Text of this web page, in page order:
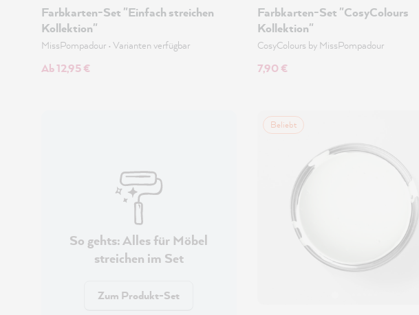
Farbkarten-Set "Einfach streichen
Kollektion"
MissPompadour • Varianten verfügbar
Ab 12,95 €
Farbkarten-Set "CosyColours
Kollektion"
CosyColours by MissPompadour
7,90 €
So gehts: Alles für Möbel
streichen im Set
Zum Produkt-Set
Beliebt